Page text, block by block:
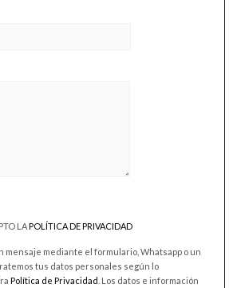
LAPOLÍTICA DE PRIVACIDAD
mensaje mediante el formulario, Whatsapp o un
tus datos personales según lo
Política de Privacidad . Los datos e información